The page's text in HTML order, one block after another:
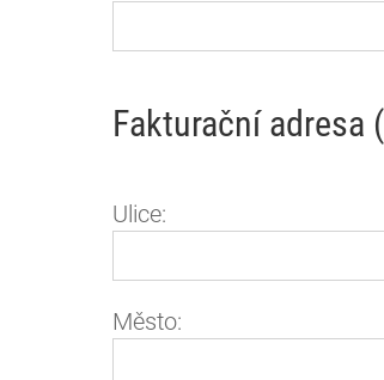
Fakturační adresa
Ulice:
Město: